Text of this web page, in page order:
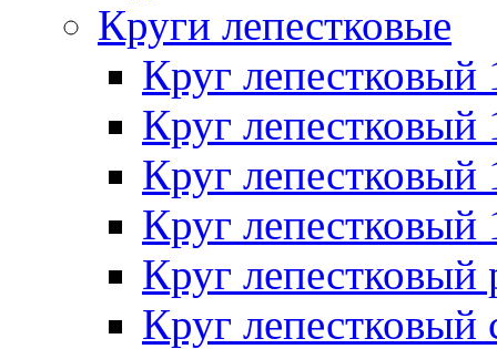
Круги лепестковые
Круг
Круг
Круг
Круг
Круг лепестковый
Круг лепестковый